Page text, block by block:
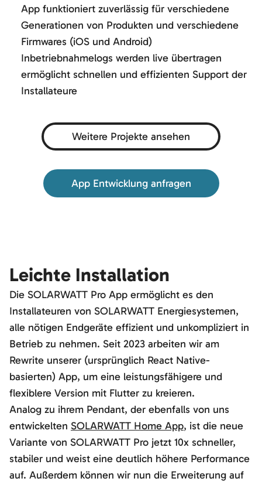
App funktioniert zuverlässig für verschiedene
Generationen von Produkten und verschiedene
Firmwares (iOS und Android)
Inbetriebnahmelogs werden live übertragen
ermöglicht schnellen und effizienten Support der
Installateure
Weitere Projekte ansehen
App Entwicklung anfragen
Leichte Installation
Die SOLARWATT Pro App ermöglicht es den
Installateuren von SOLARWATT Energiesystemen,
alle nötigen Endgeräte effizient und unkompliziert in
Betrieb zu nehmen. Seit 2023 arbeiten wir am
Rewrite unserer (ursprünglich React Native-
basierten) App, um eine leistungsfähigere und
flexiblere Version mit Flutter zu kreieren.
Analog zu ihrem Pendant, der ebenfalls von uns
entwickelten SOLARWATT Home App, ist die neue
Variante von SOLARWATT Pro jetzt 10x schneller,
stabiler und weist eine deutlich höhere Performance
auf. Außerdem können wir nun die Erweiterung auf